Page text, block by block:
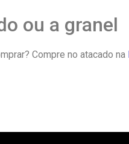
ou a granel
Compre no atacado na